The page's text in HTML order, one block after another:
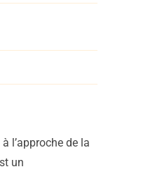
l’approche de la
un